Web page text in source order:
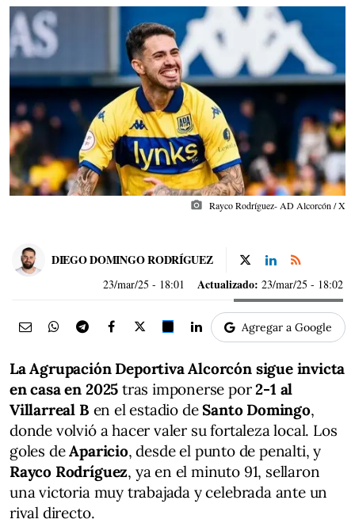
photo_camera Rayco Rodríguez- AD Alcorcón / X
DIEGO DOMINGO RODRÍGUEZ
23/mar/25 - 18:01 Actualizado: 23/mar/25 - 18:02
Agregar a Google
La Agrupación Deportiva Alcorcón sigue invicta
en casa en 2025 tras imponerse por2-1 al
Villarreal B en el estadio deSanto Domingo,
donde volvió a hacer valer su fortaleza local. Los
goles deAparicio, desde el punto de penalti, y
Rayco Rodríguez, ya en el minuto 91, sellaron
una victoria muy trabajada y celebrada ante un
rival directo.